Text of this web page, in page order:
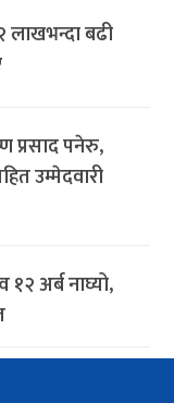
लाखभन्दा बढी
प्रसाद पनेरु,
उम्मेदवारी
अर्ब नाघ्यो,